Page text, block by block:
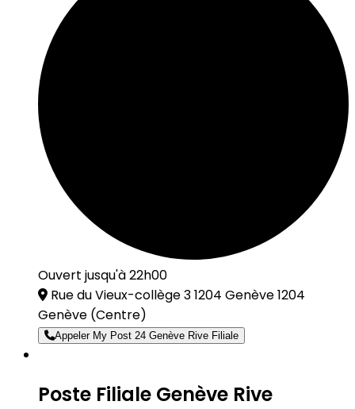
Ouvert jusqu'à 22h00
Rue du Vieux-collège 3 1204 Genève 1204
Genève (Centre)
Appeler My Post 24 Genève Rive Filiale
Poste Filiale Genève Rive